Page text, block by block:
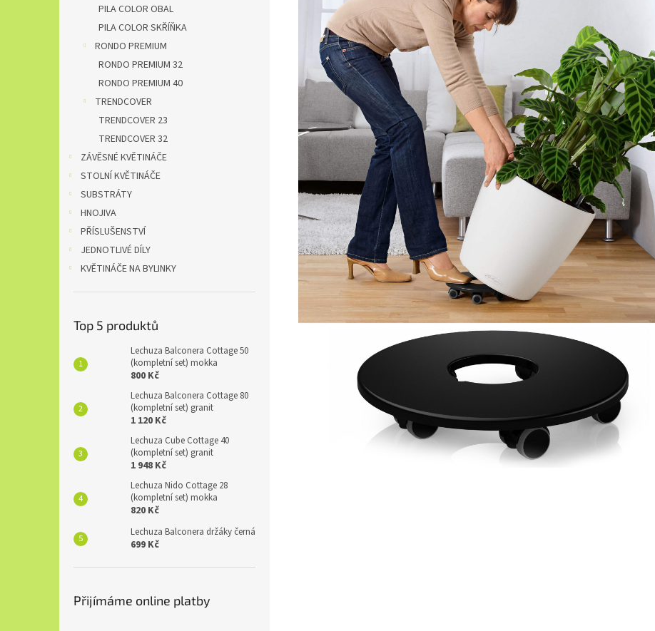
PILA COLOR OBAL
PILA COLOR SKŘÍŇKA
RONDO PREMIUM
RONDO PREMIUM 32
RONDO PREMIUM 40
TRENDCOVER
TRENDCOVER 23
TRENDCOVER 32
ZÁVĚSNÉ KVĚTINÁČE
STOLNÍ KVĚTINÁČE
SUBSTRÁTY
HNOJIVA
PŘÍSLUŠENSTVÍ
JEDNOTLIVÉ DÍLY
KVĚTINÁČE NA BYLINKY
Top 5 produktů
Lechuza Balconera Cottage 50
(kompletní set) mokka
800 Kč
Lechuza Balconera Cottage 80
(kompletní set) granit
1 120 Kč
Lechuza Cube Cottage 40
(kompletní set) granit
1 948 Kč
Lechuza Nido Cottage 28
(kompletní set) mokka
820 Kč
Lechuza Balconera držáky černá
699 Kč
Přijímáme online platby